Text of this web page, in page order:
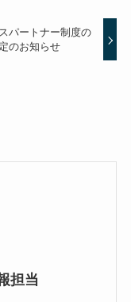
パートナー制度の
のお知らせ
担当